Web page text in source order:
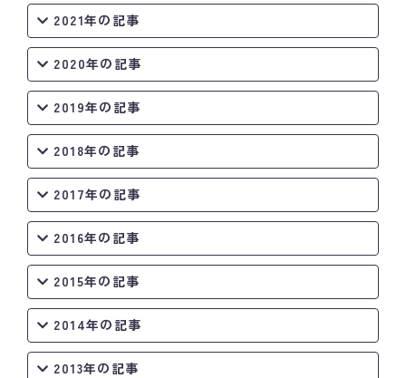
2021年の記事
2020年の記事
2019年の記事
2018年の記事
2017年の記事
2016年の記事
2015年の記事
2014年の記事
2013年の記事